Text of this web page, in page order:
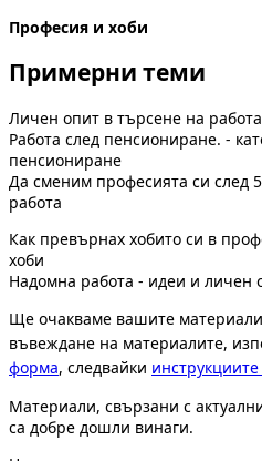
Професия и хоби
Примерни теми
Личен опит в търсене на
Работа след пенсиониране. -
пенсиониране
Да сменим професията си след
работа
Как превърнах хобито си в
хоби
Надомна работа - идеи и личен
Ще очакваме вашите
въвеждане на материалите,
форма, следвайки
Материали, свързани с
са добре дошли винаги.